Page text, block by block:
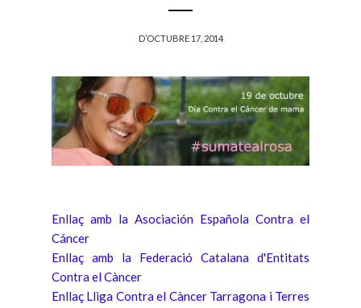
D’OCTUBRE 17, 2014
Enllaç amb la Asociación Española Contra el
Cáncer
Enllaç amb la Federació Catalana d'Entitats
Contra el Càncer
Enllaç Lliga Contra el Càncer Tarragona i Terres